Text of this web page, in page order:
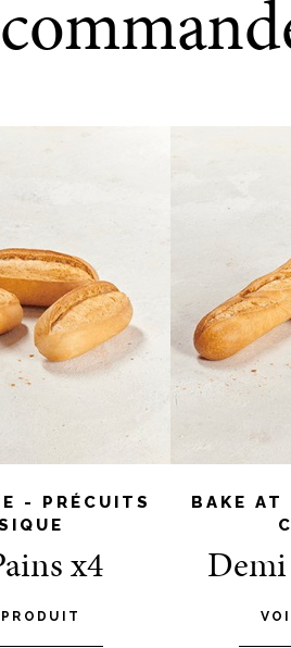
pendant
- PRÉCUITS
x4
BAKE AT
Demi